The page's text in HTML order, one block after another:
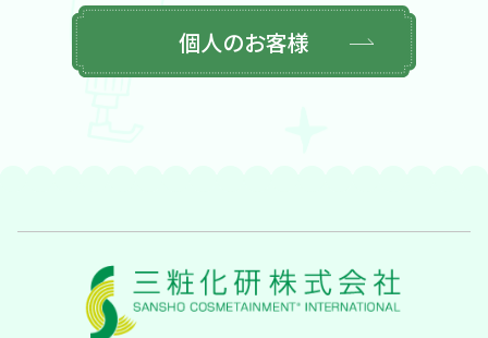
個人のお客様